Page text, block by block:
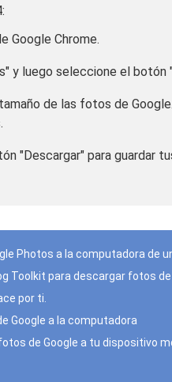
Google Chrome.
y luego seleccione el botón
de las fotos de
"Descargar" para guardar
Photos a la computadora de
Toolkit para descargar fotos
por ti.
Google a la computadora
de Google a tu dispositivo